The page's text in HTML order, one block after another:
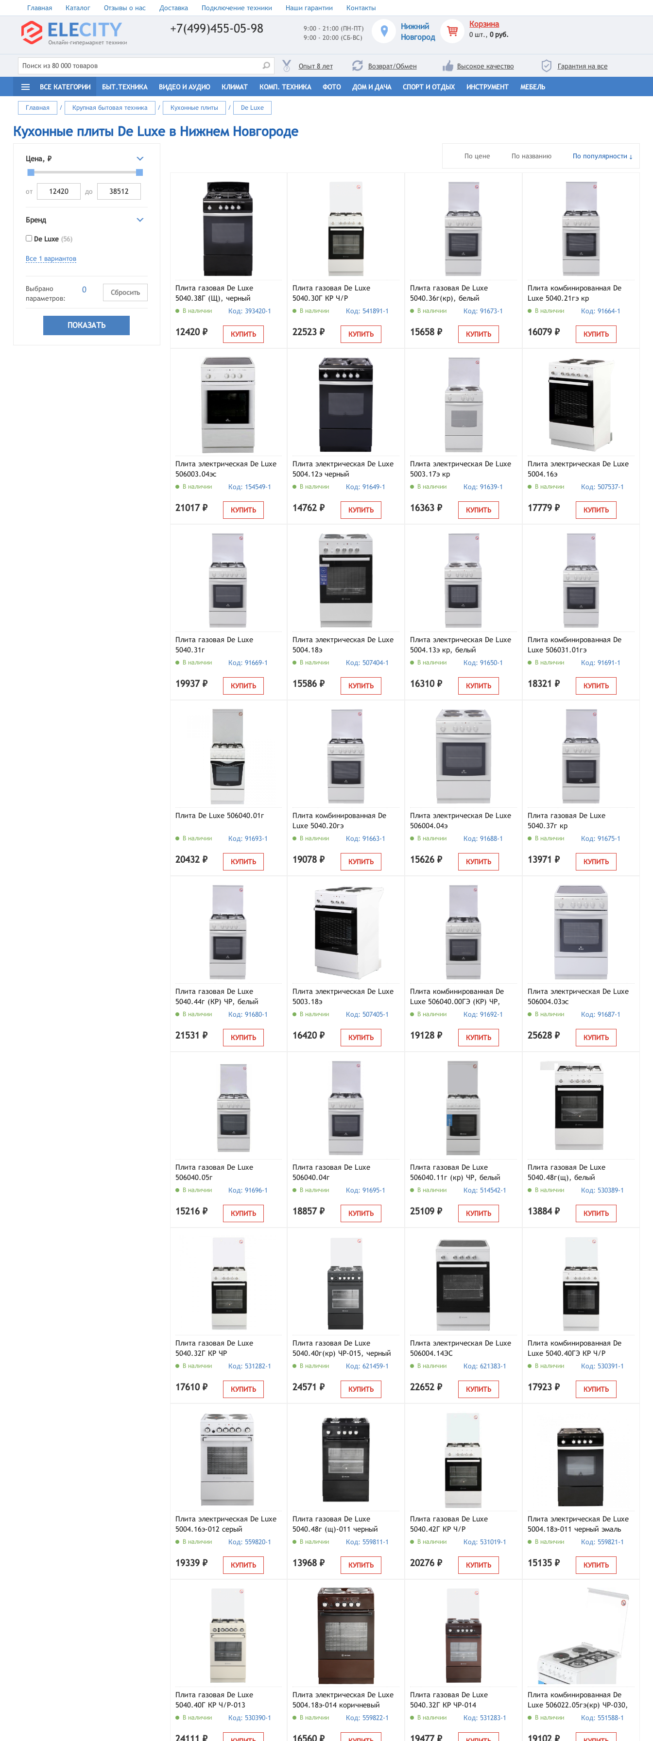
Главная Каталог Отзывы о нас Доставка Подключение техники Наши гарантии Контакты
+7(499)455-05-98
9:00 - 21:00 (ПН-ПТ)
9:00 - 20:00 (СБ-ВС)
Нижний
Новгород
Корзина
0 шт.,0 руб.
Опыт 8 лет Возврат/Обмен Высокое качество Гарантия на все
ВСЕ КАТЕГОРИИ БЫТ.ТЕХНИКА ВИДЕО И АУДИО КЛИМАТ КОМП. ТЕХНИКА ФОТО ДОМ И ДАЧА СПОРТ И ОТДЫХ ИНСТРУМЕНТ МЕБЕЛЬ
Главная / Крупная бытовая техника / Кухонные плиты / De Luxe
Кухонные плиты De Luxe в Нижнем Новгороде
Цена, ₽
от до
Бренд
De Luxe (56)
Все 1 вариантов
Выбрано
параметров:
0 Сбросить
По цене По названию По популярности
Плита газовая De Luxe
5040.38Г (Щ), черный
В наличии Код: 393420-1
12420 ₽ КУПИТЬ
Плита газовая De Luxe
5040.30Г КР Ч/Р
В наличии Код: 541891-1
22523 ₽ КУПИТЬ
Плита газовая De Luxe
5040.36г(кр), белый
В наличии Код: 91673-1
15658 ₽ КУПИТЬ
Плита комбинированная De
Luxe 5040.21гэ кр
В наличии Код: 91664-1
16079 ₽ КУПИТЬ
Плита электрическая De Luxe
506003.04эс
В наличии Код: 154549-1
21017 ₽ КУПИТЬ
Плита электрическая De Luxe
5004.12э черный
В наличии Код: 91649-1
14762 ₽ КУПИТЬ
Плита электрическая De Luxe
5003.17э кр
В наличии Код: 91639-1
16363 ₽ КУПИТЬ
Плита электрическая De Luxe
5004.16э
В наличии Код: 507537-1
17779 ₽ КУПИТЬ
Плита газовая De Luxe
5040.31г
В наличии Код: 91669-1
19937 ₽ КУПИТЬ
Плита электрическая De Luxe
5004.18э
В наличии Код: 507404-1
15586 ₽ КУПИТЬ
Плита электрическая De Luxe
5004.13э кр, белый
В наличии Код: 91650-1
16310 ₽ КУПИТЬ
Плита комбинированная De
Luxe 506031.01гэ
В наличии Код: 91691-1
18321 ₽ КУПИТЬ
Плита De Luxe 506040.01г
В наличии Код: 91693-1
20432 ₽ КУПИТЬ
Плита комбинированная De
Luxe 5040.20гэ
В наличии Код: 91663-1
19078 ₽ КУПИТЬ
Плита электрическая De Luxe
506004.04э
В наличии Код: 91688-1
15626 ₽ КУПИТЬ
Плита газовая De Luxe
5040.37г кр
В наличии Код: 91675-1
13971 ₽ КУПИТЬ
Плита газовая De Luxe
5040.44г (КР) ЧР, белый
В наличии Код: 91680-1
21531 ₽ КУПИТЬ
Плита электрическая De Luxe
5003.18э
В наличии Код: 507405-1
16420 ₽ КУПИТЬ
Плита комбинированная De
Luxe 506040.00ГЭ (КР) ЧР,
белый
В наличии Код: 91692-1
19128 ₽ КУПИТЬ
Плита электрическая De Luxe
506004.03эс
В наличии Код: 91687-1
25628 ₽ КУПИТЬ
Плита газовая De Luxe
506040.05г
В наличии Код: 91696-1
15216 ₽ КУПИТЬ
Плита газовая De Luxe
506040.04г
В наличии Код: 91695-1
18857 ₽ КУПИТЬ
Плита газовая De Luxe
506040.11г (кр) ЧР, белый
В наличии Код: 514542-1
25109 ₽ КУПИТЬ
Плита газовая De Luxe
5040.48г(щ), белый
В наличии Код: 530389-1
13884 ₽ КУПИТЬ
Плита газовая De Luxe
5040.32Г КР ЧР
В наличии Код: 531282-1
17610 ₽ КУПИТЬ
Плита газовая De Luxe
5040.40г(кр) ЧР-015, черный
В наличии Код: 621459-1
24571 ₽ КУПИТЬ
Плита электрическая De Luxe
506004.14ЭС
В наличии Код: 621383-1
22652 ₽ КУПИТЬ
Плита комбинированная De
Luxe 5040.40ГЭ КР Ч/Р
В наличии Код: 530391-1
17923 ₽ КУПИТЬ
Плита электрическая De Luxe
5004.16э-012 серый
В наличии Код: 559820-1
19339 ₽ КУПИТЬ
Плита газовая De Luxe
5040.48г (щ)-011 черный
В наличии Код: 559811-1
13968 ₽ КУПИТЬ
Плита газовая De Luxe
5040.42Г КР Ч/Р
В наличии Код: 531019-1
20276 ₽ КУПИТЬ
Плита электрическая De Luxe
5004.18э-011 черный эмаль
(без крышки)
В наличии Код: 559821-1
15135 ₽ КУПИТЬ
Плита газовая De Luxe
5040.40Г КР Ч/Р-013
В наличии Код: 530390-1
24111 ₽
Плита электрическая De Luxe
5004.18э-014 коричневый
эмаль (без крышки)
В наличии Код: 559822-1
16560 ₽
Плита газовая De Luxe
5040.32Г КР ЧР-014
В наличии Код: 531283-1
19477 ₽
Плита комбинированная De
Luxe 506022.05гэ(кр) ЧР-030,
белый
В наличии Код: 551588-1
19102 ₽